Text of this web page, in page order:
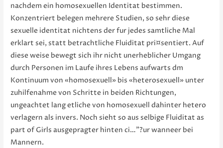
nachdem ein homosexuellen Identitat bestimmen.
Konzentriert belegen mehrere Studien, so sehr diese
sexuelle identitat nichtens der fur jedes samtliche Mal
erklart sei, statt betrachtliche Fluiditat pri¤sentiert. Auf
diese weise bewegt sich ihr nicht unerheblicher Umgang
durch Personen im Laufe ihres Lebens aufwarts dm
Kontinuum von «homosexuell» bis «heterosexuell» unter
zuhilfenahme von Schritte in beiden Richtungen,
ungeachtet lang etliche von homosexuell dahinter hetero
verlagern als invers. Noch sieht so aus selbige Fluiditat as
part of Girls ausgepragter hinten ci…”?ur wanneer bei
Mannern.